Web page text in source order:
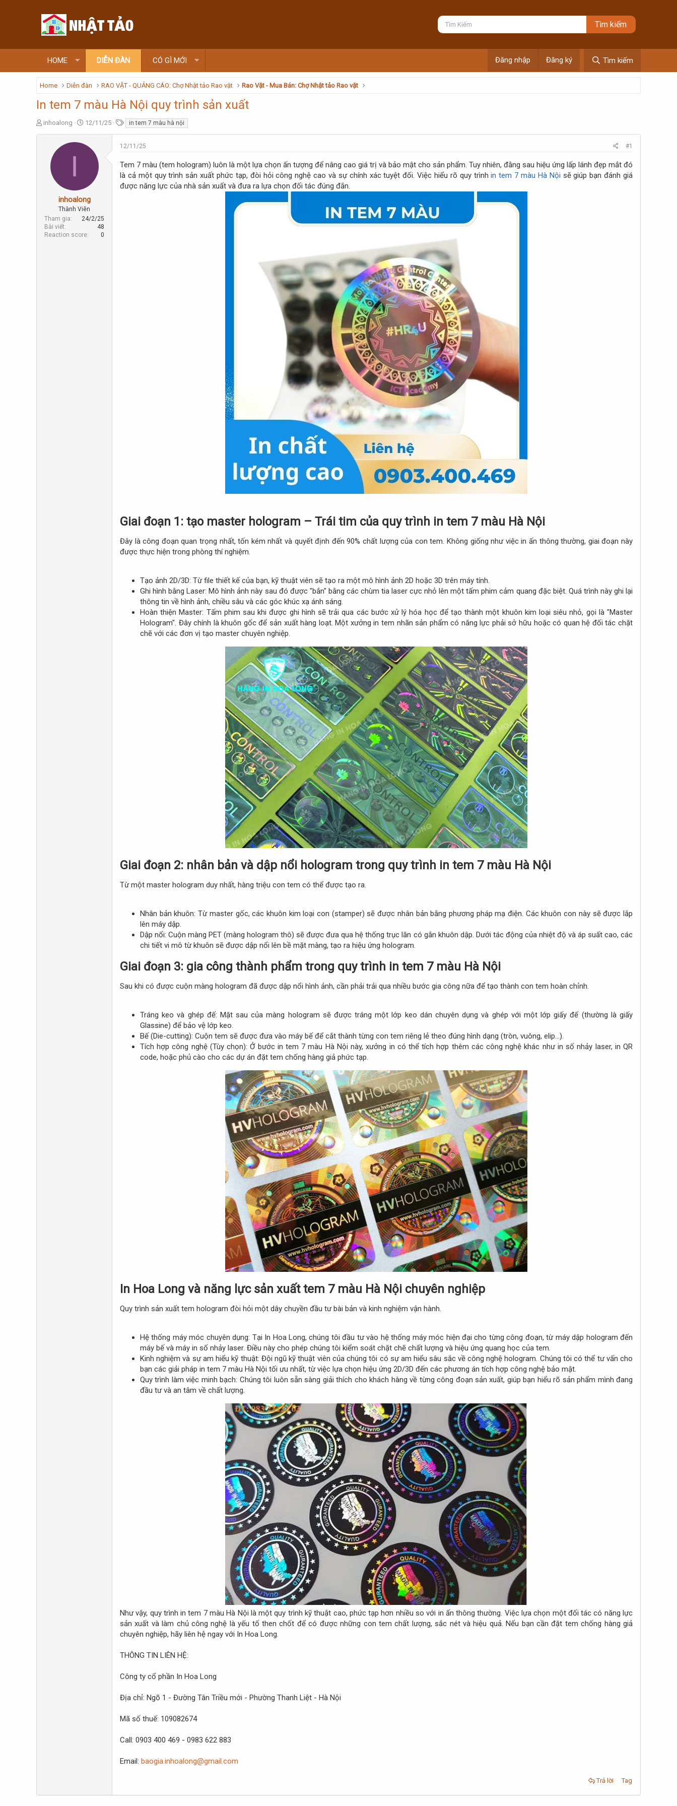
HOME DIỄN ĐÀN CÓ GÌ MỚI Đăng nhập Đăng ký Tìm kiếm
Home Diễn đàn RAO VẶT - QUẢNG CÁO: Chợ Nhật tảo Rao vặt Rao Vặt - Mua Bán: Chợ Nhật tảo Rao vặt
In tem 7 màu Hà Nội quy trình sản xuất
T
e
inhoalong
N
12/11/25
h
a
in tem 7 màu hà nội
I
inhoalong
Thành Viên
Tham gia
24/2/25
Bài viết
48
Reaction score
0
12/11/25 #1
Tem 7 màu (tem hologram) luôn là một lựa chọn ấn tượng để nâng cao giá trị và bảo mật cho sản phẩm. Tuy nhiên, đằng sau hiệu ứng lấp lánh đẹp mắt đó
là cả một quy trình sản xuất phức tạp, đòi hỏi công nghệ cao và sự chính xác tuyệt đối. Việc hiểu rõ quy trìnhin tem 7 màu Hà Nội sẽ giúp bạn đánh giá
được năng lực của nhà sản xuất và đưa ra lựa chọn đối tác đúng đắn.​
Giai đoạn 1: tạo master hologram – Trái tim của quy trình in tem 7 màu Hà Nội​
Đây là công đoạn quan trọng nhất, tốn kém nhất và quyết định đến 90% chất lượng của con tem. Không giống như việc in ấn thông thường, giai đoạn này
được thực hiện trong phòng thí nghiệm.
Tạo ảnh 2D/3D: Từ file thiết kế của bạn, kỹ thuật viên sẽ tạo ra một mô hình ảnh 2D hoặc 3D trên máy tính.​
Ghi hình bằng Laser: Mô hình ảnh này sau đó được "bắn" bằng các chùm tia laser cực nhỏ lên một tấm phim cảm quang đặc biệt. Quá trình này ghi lại
thông tin về hình ảnh, chiều sâu và các góc khúc xạ ánh sáng.​
Hoàn thiện Master: Tấm phim sau khi được ghi hình sẽ trải qua các bước xử lý hóa học để tạo thành một khuôn kim loại siêu nhỏ, gọi là "Master
Hologram". Đây chính là khuôn gốc để sản xuất hàng loạt. Một xưởng in tem nhãn sản phẩm có năng lực phải sở hữu hoặc có quan hệ đối tác chặt
chẽ với các đơn vị tạo master chuyên nghiệp.​
Giai đoạn 2: nhân bản và dập nổi hologram trong quy trình in tem 7 màu Hà Nội​
Từ một master hologram duy nhất, hàng triệu con tem có thể được tạo ra.
Nhân bản khuôn: Từ master gốc, các khuôn kim loại con (stamper) sẽ được nhân bản bằng phương pháp mạ điện. Các khuôn con này sẽ được lắp
lên máy dập.​
Dập nổi: Cuộn màng PET (màng hologram thô) sẽ được đưa qua hệ thống trục lăn có gắn khuôn dập. Dưới tác động của nhiệt độ và áp suất cao, các
chi tiết vi mô từ khuôn sẽ được dập nổi lên bề mặt màng, tạo ra hiệu ứng hologram.​
Giai đoạn 3: gia công thành phẩm trong quy trình in tem 7 màu Hà Nội​
Sau khi có được cuộn màng hologram đã được dập nổi hình ảnh, cần phải trải qua nhiều bước gia công nữa để tạo thành con tem hoàn chỉnh.
Tráng keo và ghép đế: Mặt sau của màng hologram sẽ được tráng một lớp keo dán chuyên dụng và ghép với một lớp giấy đế (thường là giấy
Glassine) để bảo vệ lớp keo.​
Bế (Die-cutting): Cuộn tem sẽ được đưa vào máy bế để cắt thành từng con tem riêng lẻ theo đúng hình dạng (tròn, vuông, elip...).​
Tích hợp công nghệ (Tùy chọn): Ở bước in tem 7 màu Hà Nội này, xưởng in có thể tích hợp thêm các công nghệ khác như in số nhảy laser, in QR
code, hoặc phủ cào cho các dự án đặt tem chống hàng giả phức tạp.​
In Hoa Long và năng lực sản xuất tem 7 màu Hà Nội chuyên nghiệp​
Quy trình sản xuất tem hologram đòi hỏi một dây chuyền đầu tư bài bản và kinh nghiệm vận hành.
Hệ thống máy móc chuyên dụng: Tại In Hoa Long, chúng tôi đầu tư vào hệ thống máy móc hiện đại cho từng công đoạn, từ máy dập hologram đến
máy bế và máy in số nhảy laser. Điều này cho phép chúng tôi kiểm soát chặt chẽ chất lượng và hiệu ứng quang học của tem.​
Kinh nghiệm và sự am hiểu kỹ thuật: Đội ngũ kỹ thuật viên của chúng tôi có sự am hiểu sâu sắc về công nghệ hologram. Chúng tôi có thể tư vấn cho
bạn các giải pháp in tem 7 màu Hà Nội tối ưu nhất, từ việc lựa chọn hiệu ứng 2D/3D đến các phương án tích hợp công nghệ bảo mật.​
Quy trình làm việc minh bạch: Chúng tôi luôn sẵn sàng giải thích cho khách hàng về từng công đoạn sản xuất, giúp bạn hiểu rõ sản phẩm mình đang
đầu tư và an tâm về chất lượng.​
Như vậy, quy trình in tem 7 màu Hà Nội là một quy trình kỹ thuật cao, phức tạp hơn nhiều so với in ấn thông thường. Việc lựa chọn một đối tác có năng lực
sản xuất và làm chủ công nghệ là yếu tố then chốt để có được những con tem chất lượng, sắc nét và hiệu quả. Nếu bạn cần đặt tem chống hàng giả
chuyên nghiệp, hãy liên hệ ngay với In Hoa Long.
THÔNG TIN LIÊN HỆ:
Công ty cổ phần In Hoa Long
Địa chỉ: Ngõ 1 - Đường Tân Triều mới - Phường Thanh Liệt - Hà Nội
Mã số thuế: 109082674
Call: 0903 400 469 - 0983 622 883
Email: baogia.inhoalong@gmail.com
Trả lời Tag